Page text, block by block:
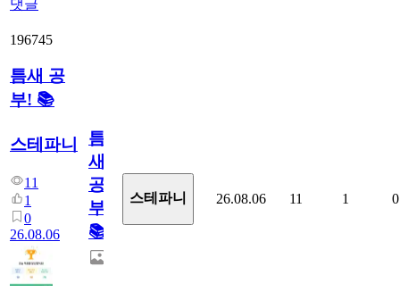
댓글
196745
틈새 공
부! 📚
스테파니
11
1
0
26.08.06
틈
새
공
부!
📚
스테파니 26.08.06 11 1 0